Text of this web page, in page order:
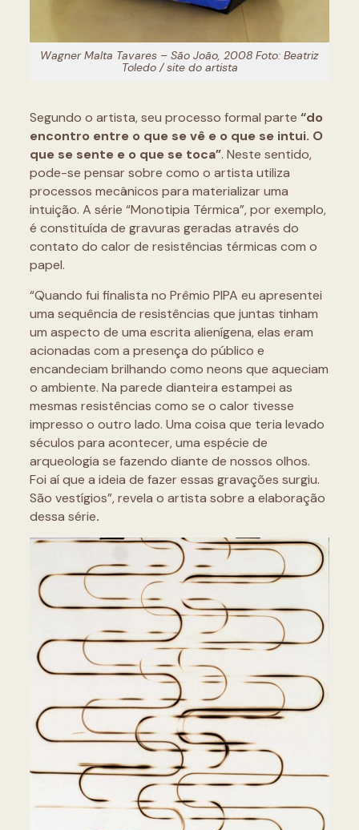
Wagner Malta Tavares – São João, 2008 Foto: Beatriz
Toledo / site do artista
Segundo o artista, seu processo formal parte “do
encontro entre o que se vê e o que se intui. O
que se sente e o que se toca”. Neste sentido,
pode-se pensar sobre como o artista utiliza
processos mecânicos para materializar uma
intuição. A série “Monotipia Térmica”, por exemplo,
é constituída de gravuras geradas através do
contato do calor de resistências térmicas com o
papel.
“Quando fui finalista no Prêmio PIPA eu apresentei
uma sequência de resistências que juntas tinham
um aspecto de uma escrita alienígena, elas eram
acionadas com a presença do público e
encandeciam brilhando como neons que aqueciam
o ambiente. Na parede dianteira estampei as
mesmas resistências como se o calor tivesse
impresso o outro lado. Uma coisa que teria levado
séculos para acontecer, uma espécie de
arqueologia se fazendo diante de nossos olhos.
Foi aí que a ideia de fazer essas gravações surgiu.
São vestígios”, revela o artista sobre a elaboração
dessa série.